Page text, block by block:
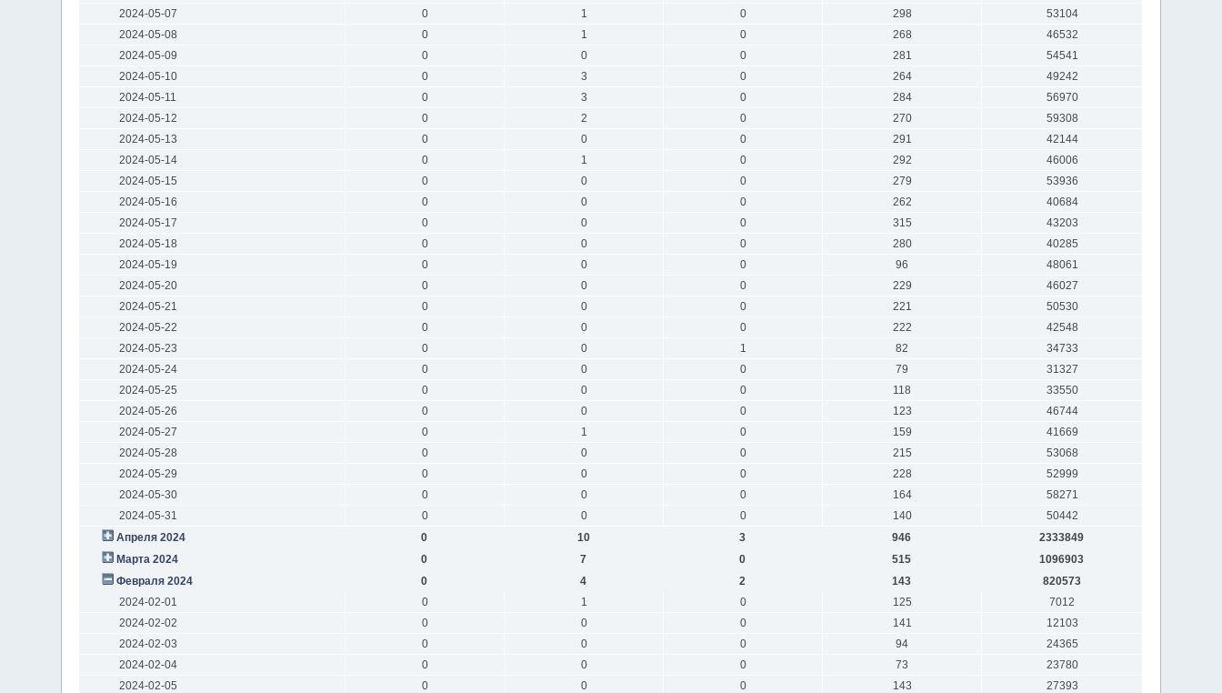
2024-05-07
0 1 0 298
53104
2024-05-08
0 1 0 268
46532
2024-05-09
0 0 0 281
54541
2024-05-10
0 3 0 264
49242
2024-05-11
0 3 0 284
56970
2024-05-12
0 2 0 270
59308
2024-05-13
0 0 0 291
42144
2024-05-14
0 1 0 292
46006
2024-05-15
0 0 0 279
53936
2024-05-16
0 0 0 262
40684
2024-05-17
0 0 0 315
43203
2024-05-18
0 0 0 280
40285
2024-05-19
0 0 0 96
48061
2024-05-20
0 0 0 229
46027
2024-05-21
0 0 0 221
50530
2024-05-22
0 0 0 222
42548
2024-05-23
0 0 1 82
34733
2024-05-24
0 0 0 79
31327
2024-05-25
0 0 0 118
33550
2024-05-26
0 0 0 123
46744
2024-05-27
0 1 0 159
41669
2024-05-28
0 0 0 215
53068
2024-05-29
0 0 0 228
52999
2024-05-30
0 0 0 164
58271
2024-05-31
0 0 0 140
50442
Апреля 2024
0 10 3 946
2333849
Марта 2024
0 7 0 515
1096903
Февраля 2024
0 4 2 143
820573
2024-02-01
0 1 0 125
7012
2024-02-02
0 0 0 141
12103
2024-02-03
0 0 0 94
24365
2024-02-04
0 0 0 73
23780
2024-02-05
0 0 0 143
27393